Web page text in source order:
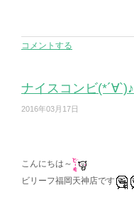
コメントする
ナイスコンビ(*´∀`)♪
2016年03月17日
こんにちは～
ビリーフ福岡天神店です